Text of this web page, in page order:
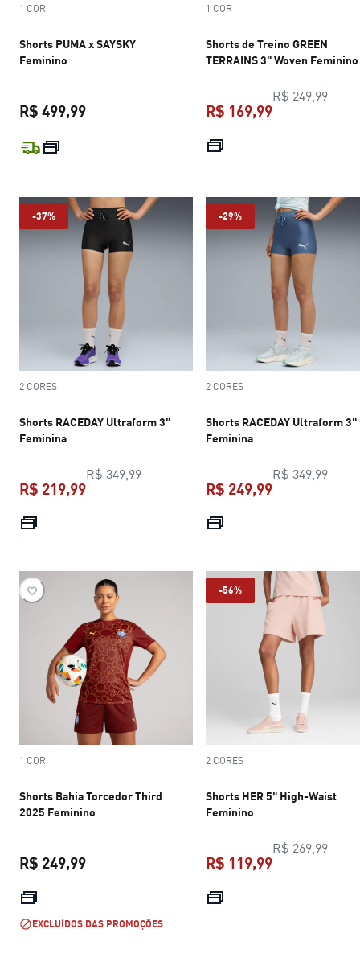
1 COR
Shorts PUMA x SAYSKY
Feminino
R$ 499,99
preço atual R$ 499,99
1 COR
Shorts de Treino GREEN
TERRAINS 3" Woven Feminino
R$ 249,99
R$ 169,99
-37%
2 CORES
Shorts RACEDAY Ultraform 3"
Feminina
R$ 349,99preço original R$ 349,99
R$ 219,99
preço atual R$ 219,99
-29%
2 CORES
Shorts RACEDAY Ultraform 3"
Feminina
R$ 349,99
R$ 249,99
1 COR
Shorts Bahia Torcedor Third
2025 Feminino
R$ 249,99
preço atual R$ 249,99
EXCLUÍDOS DAS PROMOÇÕES
-56%
2 CORES
Shorts HER 5" High-Waist
Feminino
R$ 269,99
R$ 119,99